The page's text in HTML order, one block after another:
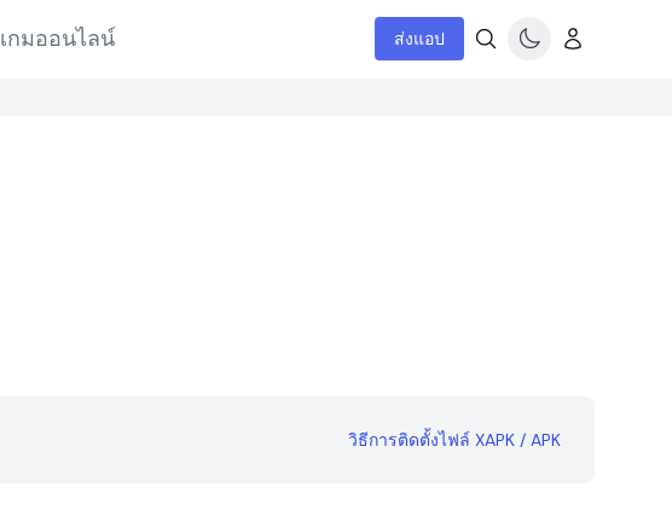
เกมออนไลน์ ส่งแอป
วิธีการติดตั้งไฟล์ XAPK / APK